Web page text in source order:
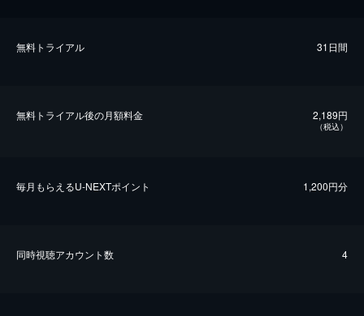
無料トライアル 31日間
無料トライアル後の⽉額料金 2,189円
（税込）
毎⽉もらえるU-NEXTポイント 1,200円分
同時視聴アカウント数 4